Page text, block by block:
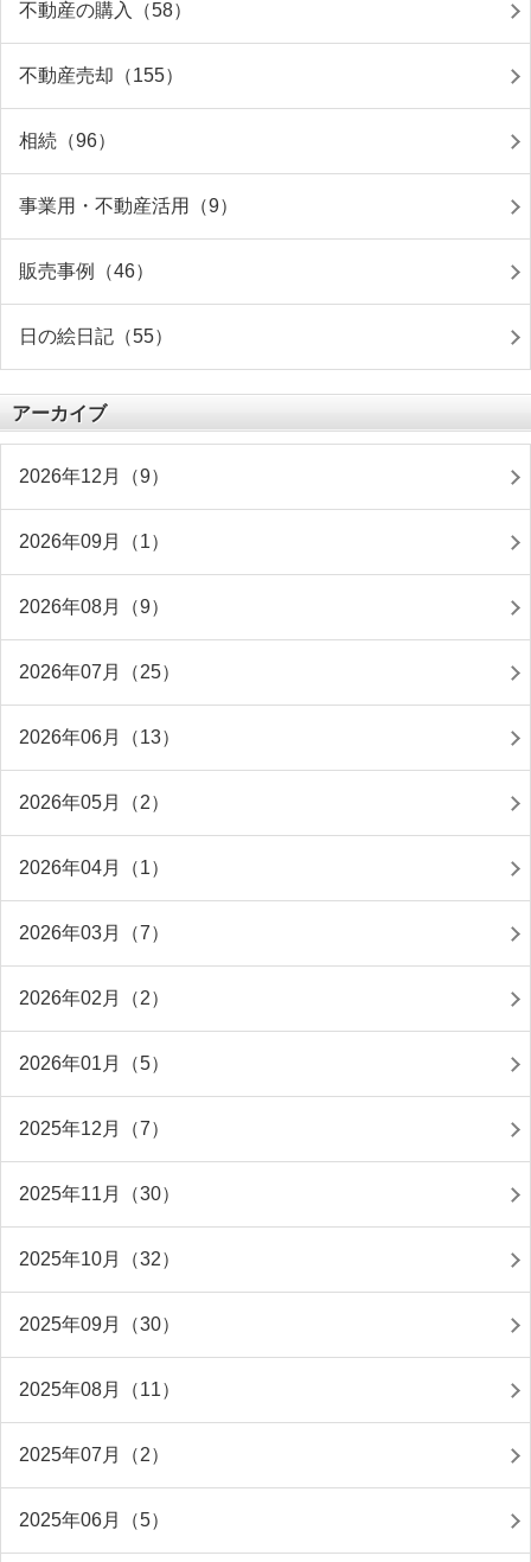
不動産の購入（58）
不動産売却（155）
相続（96）
事業用・不動産活用（9）
販売事例（46）
日の絵日記（55）
アーカイブ
2026年12月（9）
2026年09月（1）
2026年08月（9）
2026年07月（25）
2026年06月（13）
2026年05月（2）
2026年04月（1）
2026年03月（7）
2026年02月（2）
2026年01月（5）
2025年12月（7）
2025年11月（30）
2025年10月（32）
2025年09月（30）
2025年08月（11）
2025年07月（2）
2025年06月（5）